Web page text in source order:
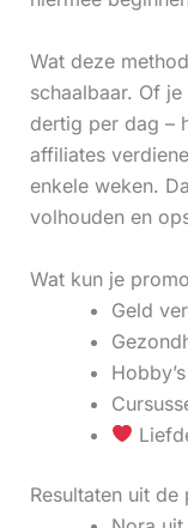
Wat deze
schaalbaar. Of
dertig per dag –
affiliates
enkele weken.
volhouden en
Wat kun je
Geld
Resultaten uit de